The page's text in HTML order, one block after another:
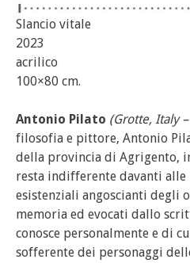
Slancio vitale
2023
acrilico
100×80 cm.
Antonio Pilato (Grotte, Italy
filosofia e pittore, Antonio
della provincia di Agrigento,
resta indifferente davanti
esistenziali angoscianti degli
memoria ed evocati dallo
conosce personalmente e di
sofferente dei personaggi